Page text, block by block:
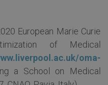
European Marie Curie
of Medical
oma-
a School on Medical